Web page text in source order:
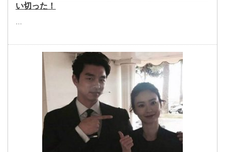
い切った！
…